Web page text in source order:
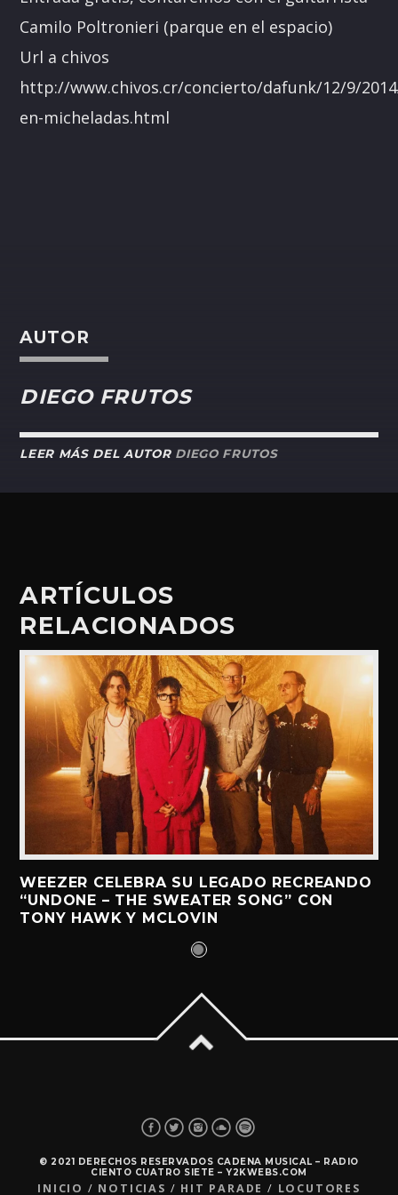
Camilo Poltronieri (parque en el espacio)
Url a chivos
http://www.chivos.cr/concierto/dafunk/12/9/
en-micheladas.html
AUTOR
DIEGO FRUTOS
LEER MÁS DEL AUTOR DIEGO FRUTOS
ARTÍCULOS
RELACIONADOS
WEEZER CELEBRA SU LEGADO RECREANDO
“UNDONE – THE SWEATER SONG” CON
TONY HAWK Y MCLOVIN
© 2021 DERECHOS RESERVADOS CADENA MUSICAL – RADIO
CIENTO CUATRO SIETE – Y2KWEBS.COM
INICIO NOTICIAS HIT PARADE LOCUTORES